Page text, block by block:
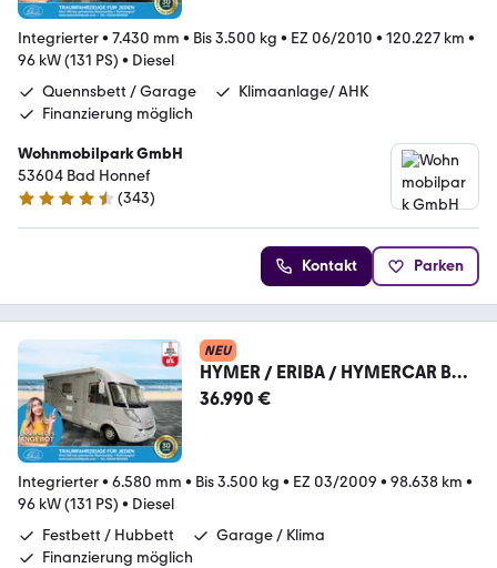
Integrierter• 7.430 mm • Bis 3.500 kg • EZ 06/2010 • 120.227 km •
96 kW (131 PS) • Diesel
Quennsbett / Garage
Klimaanlage/ AHK
Finanzierung möglich
Wohnmobilpark GmbH
53604 Bad Honnef
4.3 Sterne
(343)
Kontakt Parken
NEU
HYMER / ERIBA / HYMERCAR B
514
36.990 €
Integrierter• 6.580 mm • Bis 3.500 kg • EZ 03/2009 • 98.638 km •
96 kW (131 PS) • Diesel
Festbett / Hubbett
Garage / Klima
Finanzierung möglich